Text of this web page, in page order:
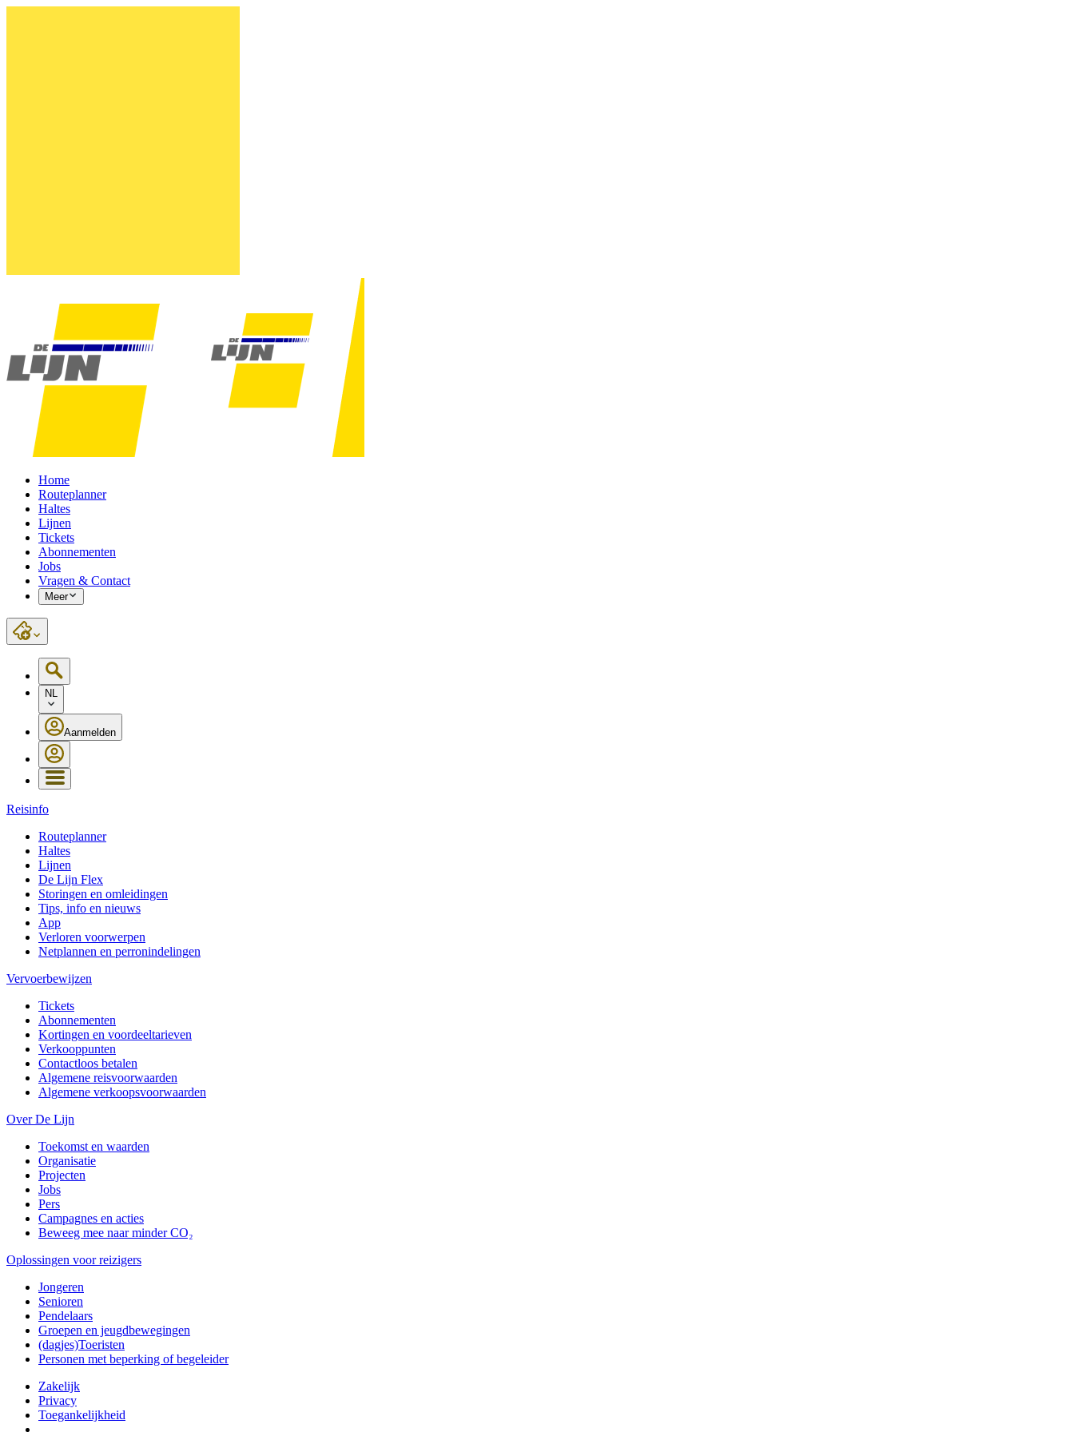
Home
Routeplanner
Haltes
Lijnen
Tickets
Abonnementen
Jobs
Vragen & Contact
Meer
NL
Aanmelden
Reisinfo
Routeplanner
Haltes
Lijnen
De Lijn Flex
Storingen en omleidingen
Tips, info en nieuws
App
Verloren voorwerpen
Netplannen en perronindelingen
Vervoerbewijzen
Tickets
Abonnementen
Kortingen en voordeeltarieven
Verkooppunten
Contactloos betalen
Algemene reisvoorwaarden
Algemene verkoopsvoorwaarden
Over De Lijn
Toekomst en waarden
Organisatie
Projecten
Jobs
Pers
Campagnes en acties
Beweeg mee naar minder CO₂
Oplossingen voor reizigers
Jongeren
Senioren
Pendelaars
Groepen en jeugdbewegingen
(dagjes)Toeristen
Personen met beperking of begeleider
Zakelijk
Privacy
Toegankelijkheid